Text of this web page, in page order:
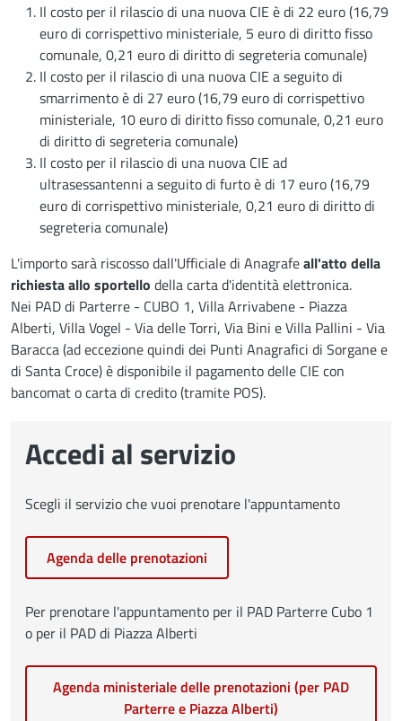
Il costo per il rilascio di una nuova CIE è di 22 euro (16,79
euro di corrispettivo ministeriale, 5 euro di diritto fisso
comunale, 0,21 euro di diritto di segreteria comunale)
Il costo per il rilascio di una nuova CIE a seguito di
smarrimento è di 27 euro (16,79 euro di corrispettivo
ministeriale, 10 euro di diritto fisso comunale, 0,21 euro
di diritto di segreteria comunale)
Il costo per il rilascio di una nuova CIE ad
ultrasessantenni a seguito di furto è di 17 euro (16,79
euro di corrispettivo ministeriale, 0,21 euro di diritto di
segreteria comunale)
L'importo sarà riscosso dall'Ufficiale di Anagrafeall'atto della
richiesta allo sportello della carta d'identità elettronica.
Nei PAD di Parterre - CUBO 1, Villa Arrivabene - Piazza
Alberti, Villa Vogel - Via delle Torri, Via Bini e Villa Pallini - Via
Baracca (ad eccezione quindi dei Punti Anagrafici di Sorgane e
di Santa Croce) è disponibile il pagamento delle CIE con
bancomat o carta di credito (tramite POS).
Accedi al servizio
Scegli il servizio che vuoi prenotare l'appuntamento
Agenda delle prenotazioni
Per prenotare l'appuntamento per il PAD Parterre Cubo 1
o per il PAD di Piazza Alberti
Agenda ministeriale delle prenotazioni (per PAD
Parterre e Piazza Alberti)